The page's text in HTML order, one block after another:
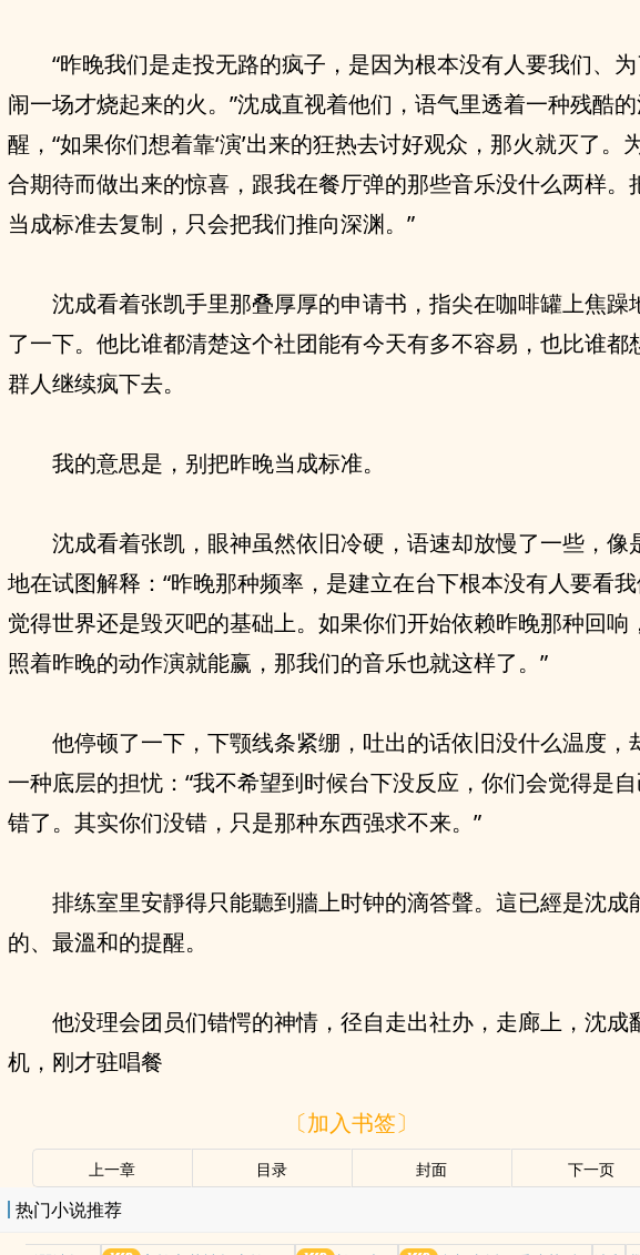
“昨晚我们是走投无路的疯子，是因为根本没有人要我们、
闹一场才烧起来的火。”沈成直视着他们，语气里透着一种残酷
醒，“如果你们想着靠‘演’出来的狂热去讨好观众，那火就灭了。
合期待而做出来的惊喜，跟我在餐厅弹的那些音乐没什么两样。
当成标准去复制，只会把我们推向深渊。”
沈成看着张凯手里那叠厚厚的申请书，指尖在咖啡罐上焦躁
了一下。他比谁都清楚这个社团能有今天有多不容易，也比谁都
群人继续疯下去。
我的意思是，别把昨晚当成标准。
沈成看着张凯，眼神虽然依旧冷硬，语速却放慢了一些，像
地在试图解释：“昨晚那种频率，是建立在台下根本没有人要看我
觉得世界还是毁灭吧的基础上。如果你们开始依赖昨晚那种回响
照着昨晚的动作演就能赢，那我们的音乐也就这样了。”
他停顿了一下，下颚线条紧绷，吐出的话依旧没什么温度，
一种底层的担忧：“我不希望到时候台下没反应，你们会觉得是
错了。其实你们没错，只是那种东西强求不来。”
排练室里安靜得只能聽到牆上时钟的滴答聲。這已經是沈成
的、最溫和的提醒。
他没理会团员们错愕的神情，径自走出社办，走廊上，沈成
机，刚才驻唱餐
〔加入书签〕
上一章 目录 封面 下一页
热门小说推荐